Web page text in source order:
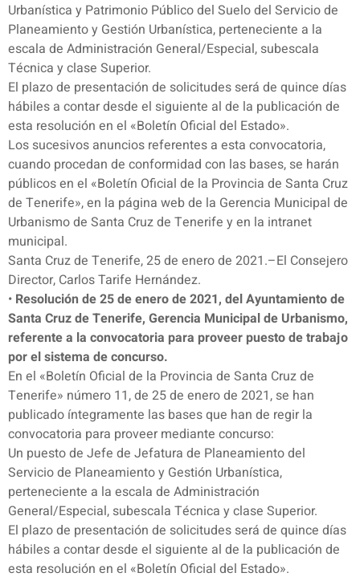
Urbanística y Patrimonio Público del Suelo del Servicio de
Planeamiento y Gestión Urbanística, perteneciente a la
escala de Administración General/Especial, subescala
Técnica y clase Superior.
El plazo de presentación de solicitudes será de quince días
hábiles a contar desde el siguiente al de la publicación de
esta resolución en el «Boletín Oficial del Estado».
Los sucesivos anuncios referentes a esta convocatoria,
cuando procedan de conformidad con las bases, se harán
públicos en el «Boletín Oficial de la Provincia de Santa Cruz
de Tenerife», en la página web de la Gerencia Municipal de
Urbanismo de Santa Cruz de Tenerife y en la intranet
municipal.
Santa Cruz de Tenerife, 25 de enero de 2021.–El Consejero
Director, Carlos Tarife Hernández.
• Resolución de 25 de enero de 2021, del Ayuntamiento de
Santa Cruz de Tenerife, Gerencia Municipal de Urbanismo,
referente a la convocatoria para proveer puesto de trabajo
por el sistema de concurso.
En el «Boletín Oficial de la Provincia de Santa Cruz de
Tenerife» número 11, de 25 de enero de 2021, se han
publicado íntegramente las bases que han de regir la
convocatoria para proveer mediante concurso:
Un puesto de Jefe de Jefatura de Planeamiento del
Servicio de Planeamiento y Gestión Urbanística,
perteneciente a la escala de Administración
General/Especial, subescala Técnica y clase Superior.
El plazo de presentación de solicitudes será de quince días
hábiles a contar desde el siguiente al de la publicación de
esta resolución en el «Boletín Oficial del Estado».